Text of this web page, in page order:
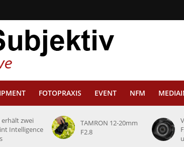
FOTOPRAXIS EVENT NFM
erhält zwei
Intelligence
TAMRON 12-20mm
F2.8